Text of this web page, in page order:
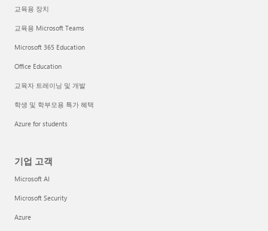
교육용 장치
교육용 Microsoft Teams
Microsoft 365 Education
Office Education
교육자 트레이닝 및 개발
학생 및 학부모용 특가 혜택
Azure for students
기업 고객
Microsoft AI
Microsoft Security
Azure